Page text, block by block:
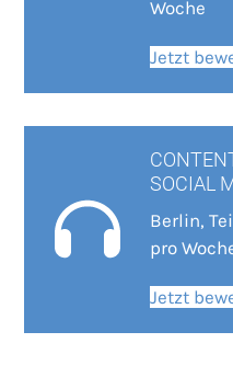
Woche
Jetzt
SOCIAL
Berlin,
pro
Jetzt